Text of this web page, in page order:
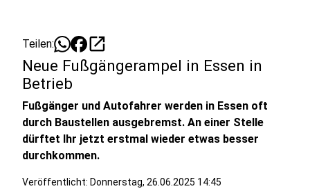
Teilen: open_in_new
Neue Fußgängerampel in Essen in
Betrieb
Fußgänger und Autofahrer werden in Essen oft
durch Baustellen ausgebremst. An einer Stelle
dürftet Ihr jetzt erstmal wieder etwas besser
durchkommen.
Veröffentlicht: Donnerstag, 26.06.2025 14:45